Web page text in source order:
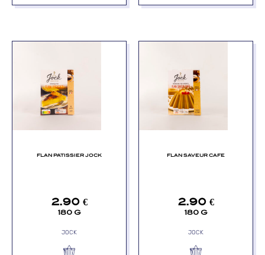
FLAN PATISSIER JOCK
2.90 €
180 G
JOCK
FLAN SAVEUR CAFE
2.90 €
180 G
JOCK